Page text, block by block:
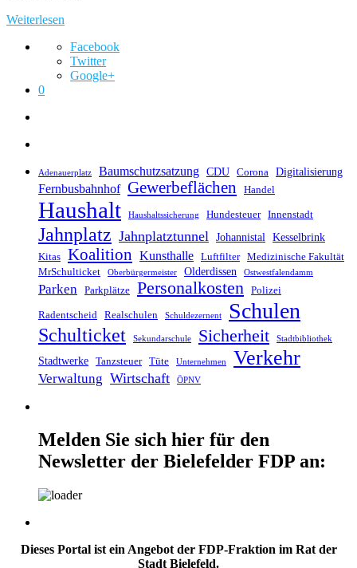
Weiterlesen
Facebook
Twitter
Google+
0
Adenauerplatz Baumschutzsatzung CDU Corona Digitalisierung
Fernbusbahnhof Gewerbeflächen Handel
Haushalt Haushaltssicherung Hundesteuer Innenstadt
Jahnplatz Jahnplatztunnel Johannistal Kesselbrink
Kitas Koalition Kunsthalle Luftfilter
Medizinische Fakultät
MrSchulticket
Oberbürgermeister Olderdissen Ostwestfalendamm
Parken Parkplätze Personalkosten Polizei
Radentscheid Realschulen Schuldezernent Schulen
Schulticket Sekundarschule Sicherheit Stadtbibliothek
Stadtwerke Tanzsteuer Tüte Unternehmen Verkehr
Verwaltung Wirtschaft ÖPNV
Melden Sie sich hier für den
Newsletter der Bielefelder FDP an:
Dieses Portal ist ein Angebot der FDP-Fraktion im Rat der
Stadt Bielefeld.